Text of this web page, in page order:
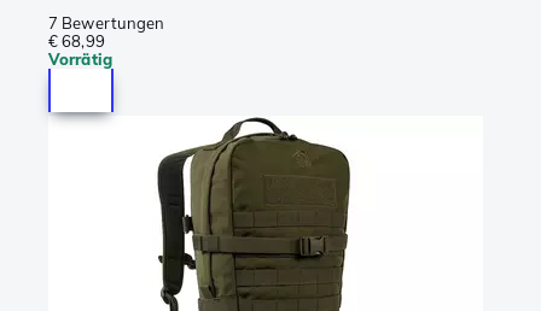
7 Bewertungen
€ 68,99
Vorrätig